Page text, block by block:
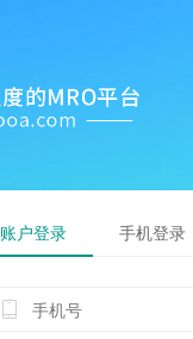
账户登录 手机登录